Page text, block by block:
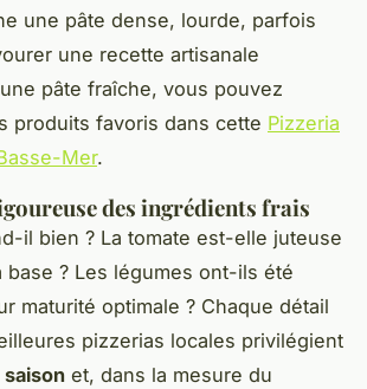
une pâte dense, lourde, parfois
une recette artisanale
pâte fraîche, vous pouvez
produits favoris dans cette Pizzeria
Mer.
des ingrédients frais
il bien ? La tomate est-elle juteuse
base ? Les légumes ont-ils été
maturité optimale ? Chaque détail
pizzerias locales privilégient
et, dans la mesure du